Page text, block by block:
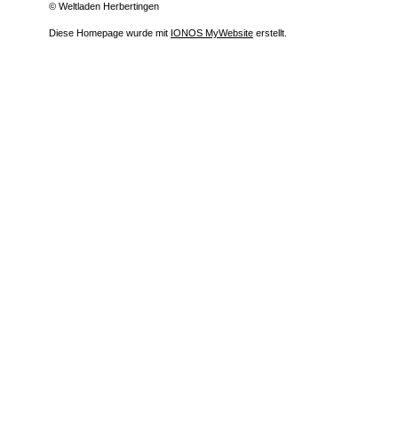
© Weltladen Herbertingen
Diese Homepage wurde mit IONOS MyWebsite erstellt.